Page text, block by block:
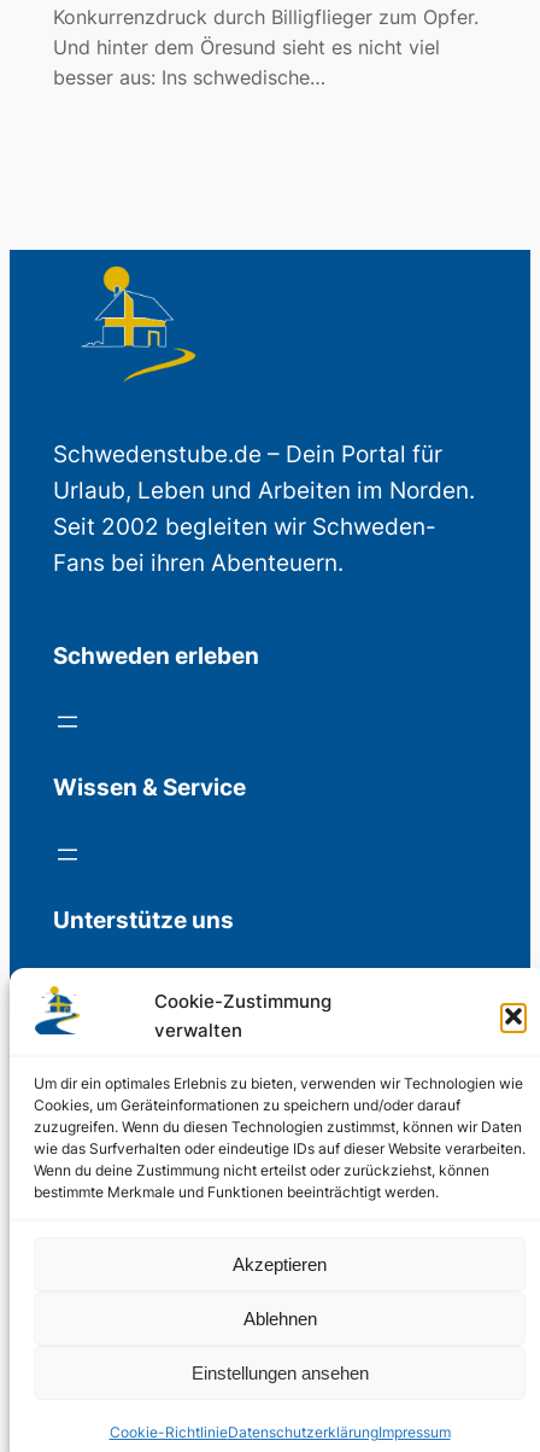
Cookie-Zustimmung
verwalten
Um dir ein optimales Erlebnis zu bieten, verwenden wir Technologien wie
Cookies, um Geräteinformationen zu speichern und/oder darauf
zuzugreifen. Wenn du diesen Technologien zustimmst, können wir Daten
wie das Surfverhalten oder eindeutige IDs auf dieser Website verarbeiten.
Wenn du deine Zustimmung nicht erteilst oder zurückziehst, können
bestimmte Merkmale und Funktionen beeinträchtigt werden.
Akzeptieren
Ablehnen
Einstellungen ansehen
Cookie-RichtlinieDatenschutzerklärungImpressum
Konkurrenzdruck durch Billigflieger zum Opfer.
Und hinter dem Öresund sieht es nicht viel
besser aus: Ins schwedische…
Schwedenstube.de – Dein Portal für
Urlaub, Leben und Arbeiten im Norden.
Seit 2002 begleiten wir Schweden-
Fans bei ihren Abenteuern.
Schweden erleben
Wissen & Service
Unterstütze uns
Freiwillige Spenden für die Aufrechterhaltung
Support us
© 2002 – 2026